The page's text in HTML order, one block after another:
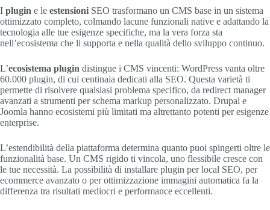
I plugin e le estensioni SEO trasformano un CMS base in un sistema
ottimizzato completo, colmando lacune funzionali native e adattando la
tecnologia alle tue esigenze specifiche, ma la vera forza sta
nell’ecosistema che li supporta e nella qualità dello sviluppo continuo.
L’ecosistema plugin distingue i CMS vincenti: WordPress vanta oltre
60.000 plugin, di cui centinaia dedicati alla SEO. Questa varietà ti
permette di risolvere qualsiasi problema specifico, da redirect manager
avanzati a strumenti per schema markup personalizzato. Drupal e
Joomla hanno ecosistemi più limitati ma altrettanto potenti per esigenze
enterprise.
L’estendibilità della piattaforma determina quanto puoi spingerti oltre le
funzionalità base. Un CMS rigido ti vincola, uno flessibile cresce con
le tue necessità. La possibilità di installare plugin per local SEO, per
ecommerce avanzato o per ottimizzazione immagini automatica fa la
differenza tra risultati mediocri e performance eccellenti.